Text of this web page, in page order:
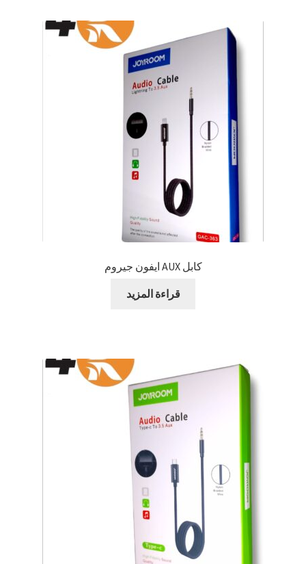
كابل AUX ايفون جيروم
قراءة المزيد